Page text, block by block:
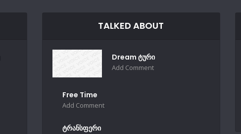
TALKED ABOUT
Dream ტური
Add Comment
Free Time
Add Comment
ტრანსფერი